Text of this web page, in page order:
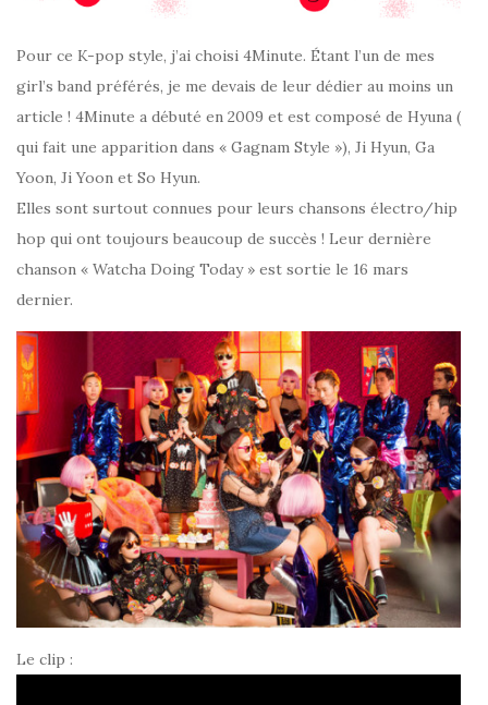
Pour ce K-pop style, j’ai choisi 4Minute. Étant l’un de mes
girl’s band préférés, je me devais de leur dédier au moins un
article ! 4Minute a débuté en 2009 et est composé de Hyuna (
qui fait une apparition dans « Gagnam Style »), Ji Hyun, Ga
Yoon, Ji Yoon et So Hyun.
Elles sont surtout connues pour leurs chansons électro/hip
hop qui ont toujours beaucoup de succès ! Leur dernière
chanson « Watcha Doing Today » est sortie le 16 mars
dernier.
Le clip :